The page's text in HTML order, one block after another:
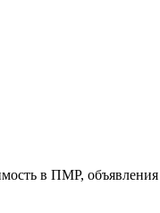
в ПМР, объявления